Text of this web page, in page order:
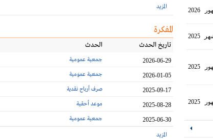
2026
2025
2025
2025
المزيد
المفكرة
تاريخ الحدث الحدث
2026-06-29 جمعية عمومية
2026-01-05 جمعية عمومية
2025-09-17 صرف أرباح نقدية
2025-08-28 موعد أحقية
2025-06-30 جمعية عمومية
المزيد